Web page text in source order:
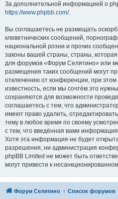
За дополнительной информацией о
https://www.phpbb.com/.
Вы соглашаетесь не размещать
клеветнических сообщений,
национальной розни и прочих
законы вашей страны, страны, которая
для форумов «Форум Селятино» или
размещения таких сообщений могут
отключению от конференции, при
известность, если мы сочтём это
сохраняются для возможности
соглашаетесь с тем, что
имеют право удалить,
тему в любое время по своему
с тем, что введённая вами
Хотя эта информация не будет
разрешения, ни администрация
phpBB Limited не может быть
могут привести к
Форум Селятино Список форумов